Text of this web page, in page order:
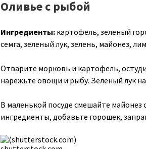
Оливье с рыбой
Ингредиенты:картофель, зеленый
семга, зеленый лук, зелень, майонез,
Отварите морковь и картофель,
нарежьте овощи и рыбу. Зеленый лук
В маленькой посуде смешайте
ингредиенты, добавьте горошек,